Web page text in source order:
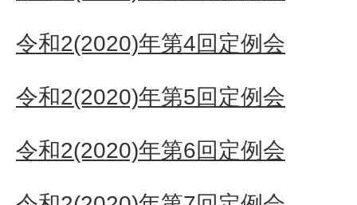
令和2(2020)年第4回定例会
令和2(2020)年第5回定例会
令和2(2020)年第6回定例会